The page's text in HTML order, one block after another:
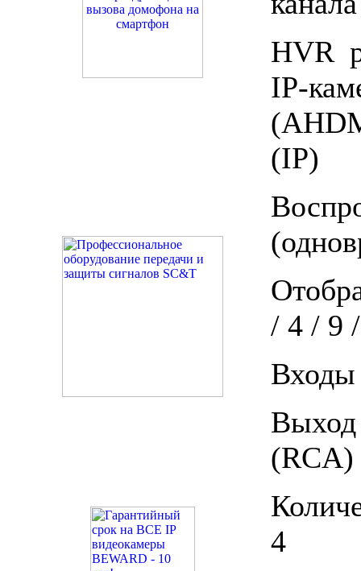
HVR
IP-
(IP)
/ 4 / 9
Входы
(RCA)
4